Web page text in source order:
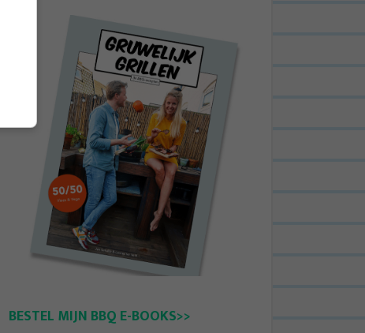
BESTEL MIJN BBQ E-BOOKS>>